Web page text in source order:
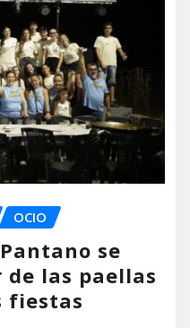
OCIO
se
las paellas
fiestas